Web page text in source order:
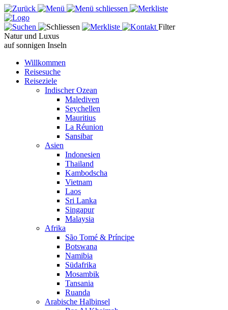
Filter
Natur und Luxus
auf sonnigen Inseln
Willkommen
Reisesuche
Reiseziele
Indischer Ozean
Malediven
Seychellen
Mauritius
La Réunion
Sansibar
Asien
Indonesien
Thailand
Kambodscha
Vietnam
Laos
Sri Lanka
Singapur
Malaysia
Afrika
São Tomé & Príncipe
Botswana
Namibia
Südafrika
Mosambik
Tansania
Ruanda
Arabische Halbinsel